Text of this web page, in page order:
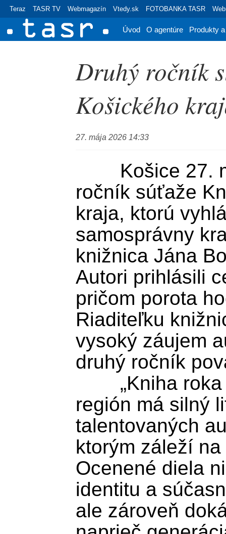
Teraz TASR TV Webmagazín Vtedy.sk FOTOBANKA TASR
Úvod O agentúre Produkty
Druhý ročník
Košického
27. mája 2026 14:33
ročník súťaže
kraja, ktorú
samosprávny
knižnica Jána
Autori prihlásili
pričom porota
Riaditeľku
vysoký záujem
druhý ročník
región má silný
talentovaných
ktorým záleží
Ocenené diela
identitu a
ale zároveň